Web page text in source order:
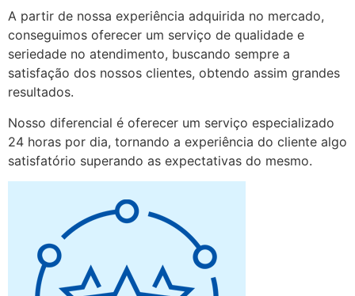
A partir de nossa experiência adquirida no mercado,
conseguimos oferecer um serviço de qualidade e
seriedade no atendimento, buscando sempre a
satisfação dos nossos clientes, obtendo assim grandes
resultados.
Nosso diferencial é oferecer um serviço especializado
24 horas por dia, tornando a experiência do cliente algo
satisfatório superando as expectativas do mesmo.